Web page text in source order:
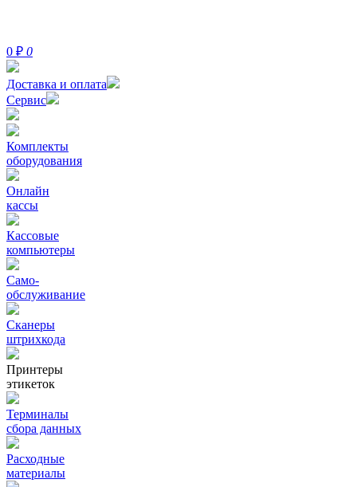
0 ₽ 0
Доставка и оплата
Сервис
Комплекты
оборудования
Онлайн
кассы
Кассовые
компьютеры
Само-
обслуживание
Сканеры
штрихкода
Принтеры
этикеток
Терминалы
сбора данных
Расходные
материалы